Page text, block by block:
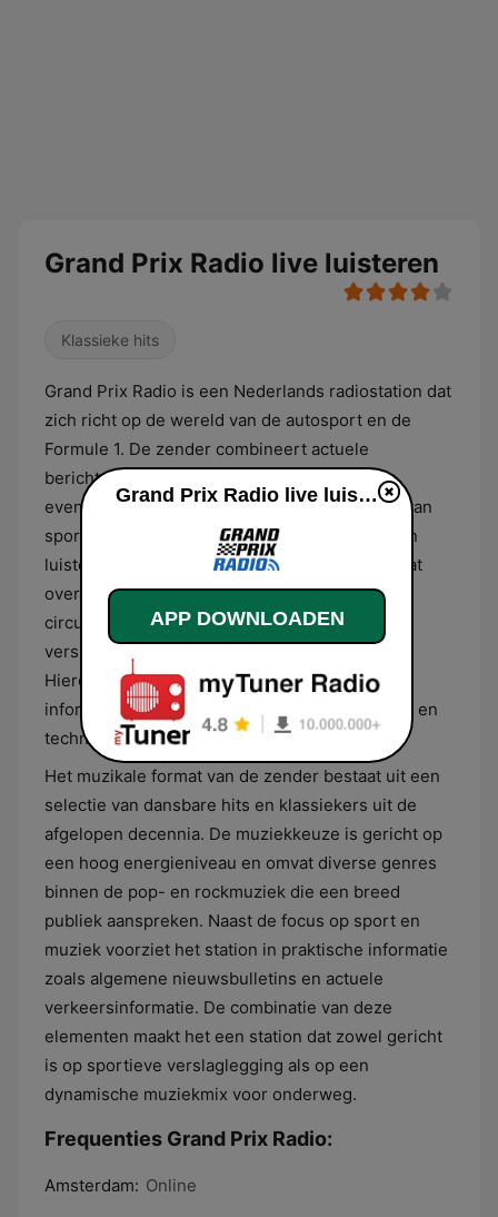
Grand Prix Radio live luisteren
Klassieke hits
Grand Prix Radio is een Nederlands radiostation dat
zich richt op de wereld van de autosport en de
Formule 1. De zender combineert actuele
berichtgeving over internationale race-
evenementen met een brede programmering van
sportnieuws. Gedurende de uitzending worden
luisteraars op regelmatige tijdstippen bijgepraat
over de laatste ontwikkelingen op en rond het
circuit, waarbij er extra aandacht is voor live
verslaglegging tijdens wedstrijdweekenden.
Hierdoor fungeert het station als een specifiek
informatiekanaal voor liefhebbers van snelheid en
techniek.
Het muzikale format van de zender bestaat uit een
selectie van dansbare hits en klassiekers uit de
afgelopen decennia. De muziekkeuze is gericht op
een hoog energieniveau en omvat diverse genres
binnen de pop- en rockmuziek die een breed
publiek aanspreken. Naast de focus op sport en
muziek voorziet het station in praktische informatie
zoals algemene nieuwsbulletins en actuele
verkeersinformatie. De combinatie van deze
elementen maakt het een station dat zowel gericht
is op sportieve verslaglegging als op een
dynamische muziekmix voor onderweg.
Frequenties Grand Prix Radio:
Amsterdam: Online
Grand Prix Radio live luisteren
APP DOWNLOADEN